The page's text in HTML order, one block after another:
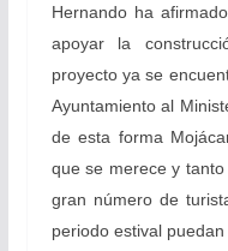
Hernando ha
apoyar la
proyecto ya se
Ayuntamiento al
de esta forma
que se merece y
gran número de
periodo estival